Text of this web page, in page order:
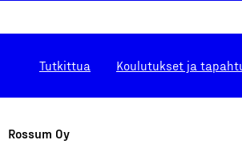
Tutkittua Koulutukset ja
Rossum Oy